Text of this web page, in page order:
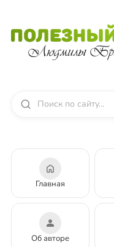
Главная
Об авторе